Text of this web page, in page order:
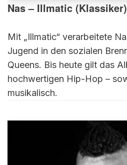
Nas – Illmatic (Klassiker)
Mit „Illmatic“ verarbeitete
Jugend in den sozialen
Queens. Bis heute gilt das
hochwertigen Hip-Hop –
musikalisch.